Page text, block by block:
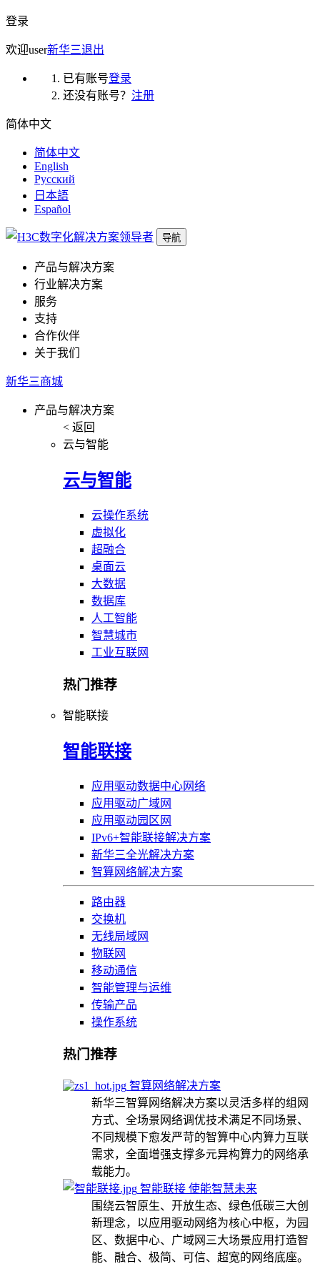
登录
欢迎user新华三退出
已有账号登录
还没有账号？ 注册
简体中文
简体中文
English
Русский
日本語
Español
导航
产品与解决方案
行业解决方案
服务
支持
合作伙伴
关于我们
新华三商城
产品与解决方案
< 返回
云与智能
云与智能
云操作系统
虚拟化
超融合
桌面云
大数据
数据库
人工智能
智慧城市
工业互联网
热门推荐
智能联接
智能联接
应用驱动数据中心网络
应用驱动广域网
应用驱动园区网
IPv6+智能联接解决方案
新华三全光解决方案
智算网络解决方案
路由器
交换机
无线局域网
物联网
移动通信
智能管理与运维
传输产品
操作系统
热门推荐
智算网络解决方案
新华三智算网络解决方案以灵活多样的组网
方式、全场景网络调优技术满足不同场景、
不同规模下愈发严苛的智算中心内算力互联
需求，全面增强支撑多元异构算力的网络承
载能力。
智能联接 使能智慧未来
围绕云智原生、开放生态、绿色低碳三大创
新理念，以应用驱动网络为核心中枢，为园
区、数据中心、广域网三大场景应用打造智
能、融合、极简、可信、超宽的网络底座。